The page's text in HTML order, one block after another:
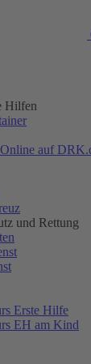
Hilfen
auf
und Rettung
Erste Hilfe
EH am Kind